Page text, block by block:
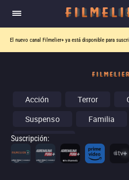
El nuevo canal Filmelier+ ya está disponible para
Acción Terror
Suspenso
Familia
Conciertos
Suscripción: